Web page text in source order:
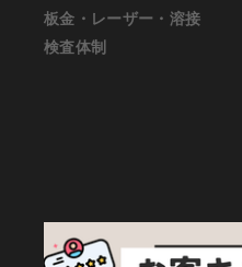
板金・レーザー・溶接
検査体制